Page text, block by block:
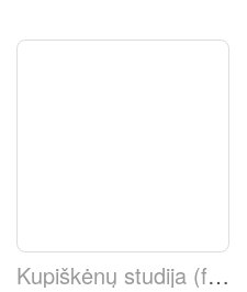
Kupiškėnų studija (facebook)